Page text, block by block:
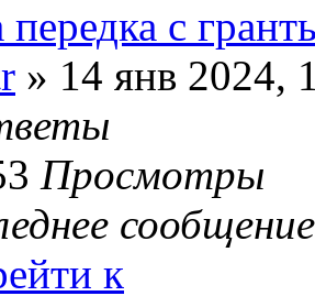
передка с
» 14 янв 2024,
Просмотры